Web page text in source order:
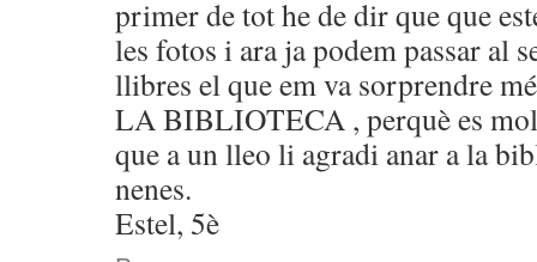
primer de tot he de dir que que
les fotos i ara ja podem passar al
llibres el que em va sorprendre
LA BIBLIOTECA , perquè es
que a un lleo li agradi anar a la
nenes.
Estel, 5è